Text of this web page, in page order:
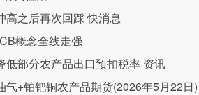
高之后再次回踩 快消息
概念全线走强
低部分农产品出口预扣税率 资讯
+铂钯铜农产品期货(2026年5月22日)